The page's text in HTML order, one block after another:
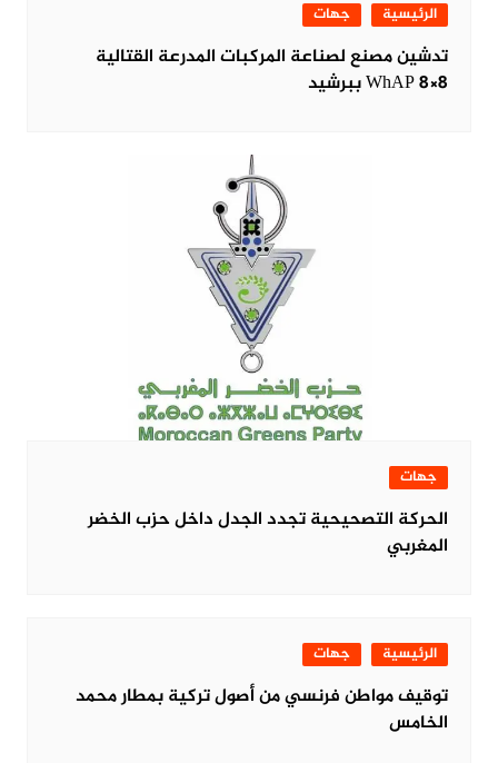
الرئيسية جهات
تدشين مصنع لصناعة المركبات المدرعة القتالية
WhAP 8×8 ببرشيد
جهات
الحركة التصحيحية تجدد الجدل داخل حزب الخضر
المغربي
الرئيسية جهات
توقيف مواطن فرنسي من أصول تركية بمطار محمد
الخامس